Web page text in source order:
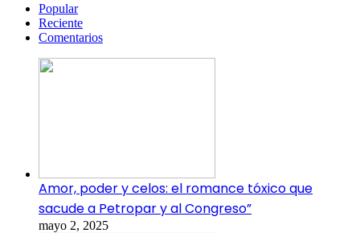
Popular
Reciente
Comentarios
Amor, poder y celos: el romance tóxico que
sacude a Petropar y al Congreso”
mayo 2, 2025